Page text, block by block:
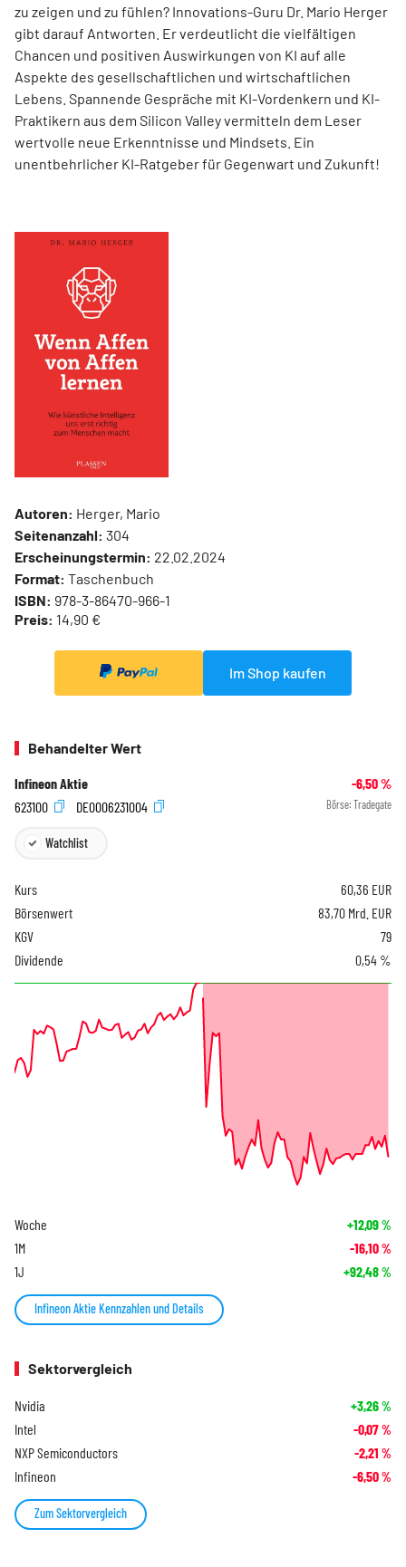
zu zeigen und zu fühlen? Innovations-Guru Dr. Mario Herger
gibt darauf Antworten. Er verdeutlicht die viel­fältigen
Chancen und positiven Auswirkungen von KI auf alle
Aspekte des gesellschaftlichen und wirtschaftlichen
Lebens. Spannende Gespräche mit KI-Vordenkern und KI-
Praktikern aus dem Silicon Valley vermitteln dem Leser
wertvolle neue Erkenntnisse und Mindsets. Ein
unentbehrlicher KI-Ratgeber für Gegenwart und Zukunft!
Autoren: Herger, Mario
Seitenanzahl: 304
Erscheinungstermin: 22.02.2024
Format: Taschenbuch
ISBN: 978-3-86470-966-1
Preis: 14,90 €
Im Shop kaufen
Behandelter Wert
Infineon Aktie -6,50%
623100
DE0006231004 Börse: Tradegate
Watchlist
Kurs 60,36 EUR
Börsenwert
83,70 Mrd. EUR
KGV
79
Dividende
0,54 %
Woche +12,09%
1M -16,10%
1J +92,48%
Infineon Aktie Kennzahlen und Details
Sektorvergleich
Nvidia +3,26%
Intel -0,07%
NXP Semiconductors -2,21 %
Infineon -6,50%
Zum Sektorvergleich